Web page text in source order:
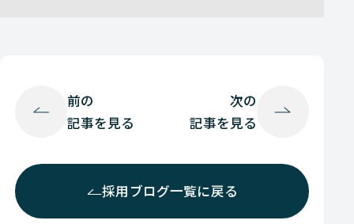
前の
記事を見る
採用ブログ一覧に戻る
次の
記事を見る